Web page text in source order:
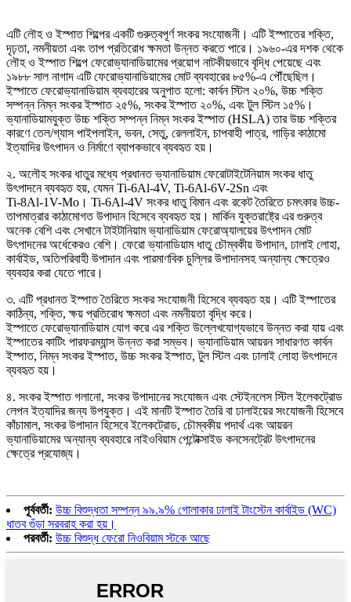
এটি লৌহ ও ইস্পাত শিল্পের একটি গুরুত্বপূর্ণ সংকর সংযোজনী। এটি ইস্পাতের শক্তি,
দৃঢ়তা, নমনীয়তা এবং তাপ প্রতিরোধ ক্ষমতা উন্নত করতে পারে। ১৯৬০-এর দশক থেকে
লৌহ ও ইস্পাত শিল্পে ফেরোভ্যানাডিয়ামের প্রয়োগ নাটকীয়ভাবে বৃদ্ধি পেয়েছে এবং
১৯৮৮ সাল নাগাদ এটি ফেরোভ্যানাডিয়ামের মোট ব্যবহারের ৮৫%-এ পৌঁছেছিল।
ইস্পাতে ফেরোভ্যানাডিয়াম ব্যবহারের অনুপাত হলো: কার্বন স্টিল ২০%, উচ্চ শক্তি
সম্পন্ন নিম্ন সংকর ইস্পাত ২৫%, সংকর ইস্পাত ২০%, এবং টুল স্টিল ১৫%।
ভ্যানাডিয়ামযুক্ত উচ্চ শক্তি সম্পন্ন নিম্ন সংকর ইস্পাত (HSLA) তার উচ্চ শক্তির
কারণে তেল/গ্যাস পাইপলাইন, ভবন, সেতু, রেললাইন, চাপবাহী পাত্র, গাড়ির কাঠামো
ইত্যাদির উৎপাদন ও নির্মাণে ব্যাপকভাবে ব্যবহৃত হয়।
২. অলৌহ সংকর ধাতুর মধ্যে প্রধানত ভ্যানাডিয়াম ফেরোটাইটেনিয়াম সংকর ধাতু
উৎপাদনে ব্যবহৃত হয়, যেমন Ti-6Al-4V, Ti-6Al-6V-2Sn এবং
Ti-8Al-1V-Mo। Ti-6Al-4V সংকর ধাতু বিমান এবং রকেট তৈরিতে চমৎকার উচ্চ-
তাপমাত্রার কাঠামোগত উপাদান হিসেবে ব্যবহৃত হয়। মার্কিন যুক্তরাষ্ট্রে এর গুরুত্ব
অনেক বেশি এবং সেখানে টাইটানিয়াম ভ্যানাডিয়াম ফেরোঅ্যালয়ের উৎপাদন মোট
উৎপাদনের অর্ধেকেরও বেশি। ফেরো ভ্যানাডিয়াম ধাতু চৌম্বকীয় উপাদান, ঢালাই লোহা,
কার্বাইড, অতিপরিবাহী উপাদান এবং পারমাণবিক চুল্লির উপাদানসহ অন্যান্য ক্ষেত্রেও
ব্যবহার করা যেতে পারে।
৩. এটি প্রধানত ইস্পাত তৈরিতে সংকর সংযোজনী হিসেবে ব্যবহৃত হয়। এটি ইস্পাতের
কাঠিন্য, শক্তি, ক্ষয় প্রতিরোধ ক্ষমতা এবং নমনীয়তা বৃদ্ধি করে।
ইস্পাতে ফেরোভ্যানাডিয়াম যোগ করে এর শক্তি উল্লেখযোগ্যভাবে উন্নত করা যায় এবং
ইস্পাতের কাটিং পারফরম্যান্স উন্নত করা সম্ভব। ভ্যানাডিয়াম আয়রন সাধারণত কার্বন
ইস্পাত, নিম্ন সংকর ইস্পাত, উচ্চ সংকর ইস্পাত, টুল স্টিল এবং ঢালাই লোহা উৎপাদনে
ব্যবহৃত হয়।
৪. সংকর ইস্পাত গলানো, সংকর উপাদানের সংযোজন এবং স্টেইনলেস স্টিল ইলেকট্রোড
লেপন ইত্যাদির জন্য উপযুক্ত। এই মানটি ইস্পাত তৈরি বা ঢালাইয়ের সংযোজনী হিসেবে
কাঁচামাল, সংকর উপাদান হিসেবে ইলেকট্রোড, চৌম্বকীয় পদার্থ এবং আয়রন
ভ্যানাডিয়ামের অন্যান্য ব্যবহারে নাইওবিয়াম পেন্টোক্সাইড কনসেনট্রেট উৎপাদনের
ক্ষেত্রে প্রযোজ্য।
পূর্ববর্তী: উচ্চ বিশুদ্ধতা সম্পন্ন ৯৯.৯% গোলাকার ঢালাই টাংস্টেন কার্বাইড (WC)
ধাতব গুঁড়া সরবরাহ করা হয়।
পরবর্তী: উচ্চ বিশুদ্ধ ফেরো নিওবিয়াম স্টকে আছে